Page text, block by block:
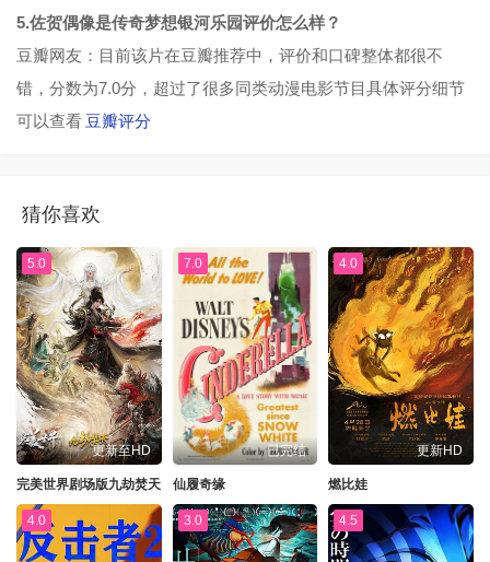
5.佐贺偶像是传奇梦想银河乐园评价怎么样？
豆瓣网友：目前该片在豆瓣推荐中，评价和口碑整体都很不
错，分数为7.0分，超过了很多同类动漫电影节目具体评分细节
可以查看 豆瓣评分
猜你喜欢
5.0
更新至HD
完美世界剧场版九劫焚天
7.0
已完结
仙履奇缘
4.0
更新HD
燃比娃
4.0 3.0 4.5